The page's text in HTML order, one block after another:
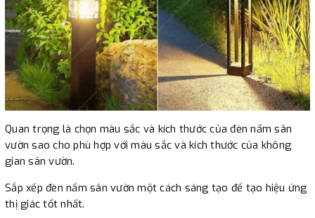
Quan trọng là chọn màu sắc và kích thước của đèn nấm sân
vườn sao cho phù hợp với màu sắc và kích thước của không
gian sân vườn.
Sắp xếp đèn nấm sân vườn một cách sáng tạo để tạo hiệu ứng
thị giác tốt nhất.